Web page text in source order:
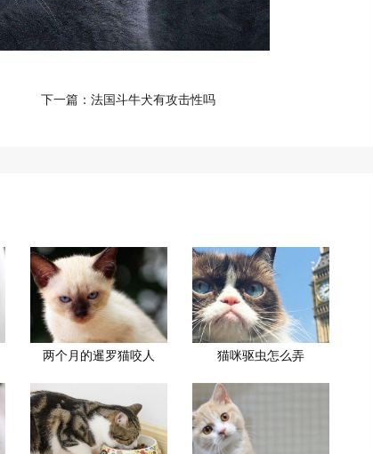
下一篇： 法国斗牛犬有攻击性吗
两个月的暹罗猫咬人 猫咪驱虫怎么弄